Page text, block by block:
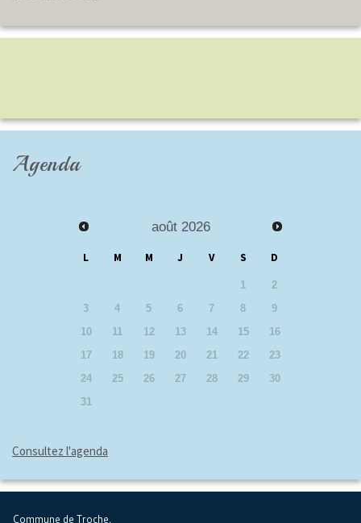
Agenda
août 2026
L M M J V S D
1
2
3
4 5 6 7 8
9
10
11 12 13 14 15
16
17
18 19 20 21 22
23
24
25 26 27 28 29
30
31
Consultez l'agenda
Commune de Troche,